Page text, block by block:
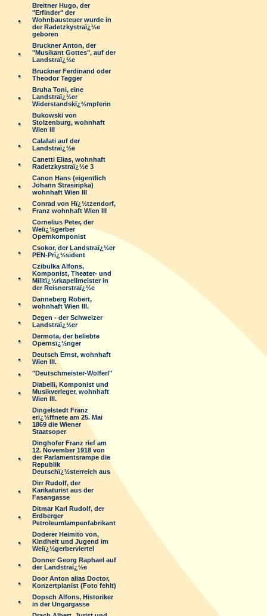
Breitner Hugo, der
"Erfinder" der
Wohnbausteuer wurde in
der Radetzkystraï¿½e
geboren
Bruckner Anton, der
"Musikant Gottes", auf der
Landstraï¿½e
Bruckner Ferdinand oder
Theodor Tagger
Bruha Toni, eine
Landstraï¿½er
Widerstandskï¿½mpferin
Bukowski von
Stolzenburg, wohnhaft
Wien III
Calafati auf der
Landstraï¿½e
Canetti Elias, wohnhaft
Radetzkystraï¿½e 3
Canon Hans (eigentlich
Johann Strasiripka)
wohnhaft Wien III
Conrad von Hï¿½tzendorf,
Franz wohnhaft Wien III
Cornelius Peter, der
Weiï¿½gerber
Opernkomponist
Csokor, der Landstraï¿½er
PEN-Prï¿½sident
Czibulka Alfons,
Komponist, Theater- und
Militï¿½rkapellmeister in
der Reisnerstraï¿½e
Danneberg Robert,
wohnhaft Wien III.
Degen - der Schweizer
Landstraï¿½er
Dermota, der beliebte
Opernsï¿½nger
Deutsch Ernst, wohnhaft
Wien III.
"Deutschmeister-Wolferl"
Diabelli, Komponist und
Musikverleger, wohnhaft
Wien III.
Dingelstedt Franz
erï¿½ffnete am 25. Mai
1869 die Wiener
Staatsoper
Dinghofer Franz rief am
12. November 1918 von
der Parlamentsrampe die
Republik
Deutschï¿½sterreich aus
Dirr Rudolf, der
Karikaturist aus der
Fasangasse
Ditmar Karl Rudolf, der
Erdberger
Petroleumlampenfabrikant
Doderer Heimito von,
Kindheit und Jugend im
Weiï¿½gerberviertel
Donner Georg Raphael auf
der Landstraï¿½e
Door Anton alias Doctor,
Konzertpianist (Foto fehlt)
Dopsch Alfons, Historiker
in der Ungargasse